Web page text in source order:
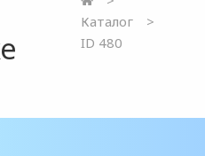
Каталог
ID 480